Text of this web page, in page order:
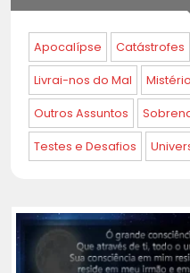
Apocalípse Catástrofes
Livrai-nos do Mal
Outros Assuntos
Testes e Desafios